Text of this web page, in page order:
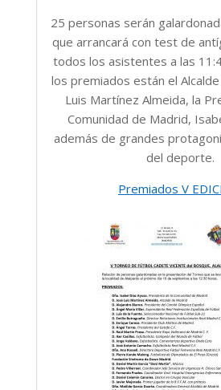
25 personas serán
que arrancará con test de
todos los asistentes a las
los premiados están el
Luis Martínez Almeida, la
Comunidad de Madrid,
además de grandes
del deporte.
Premiados V